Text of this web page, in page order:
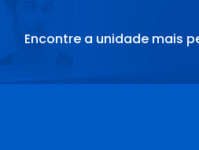
Encontre a unidade mais